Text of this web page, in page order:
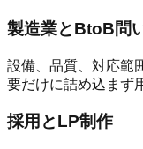
製造業とBtoB問
設備、品質、対応範
要だけに詰め込まず
採用とLP制作